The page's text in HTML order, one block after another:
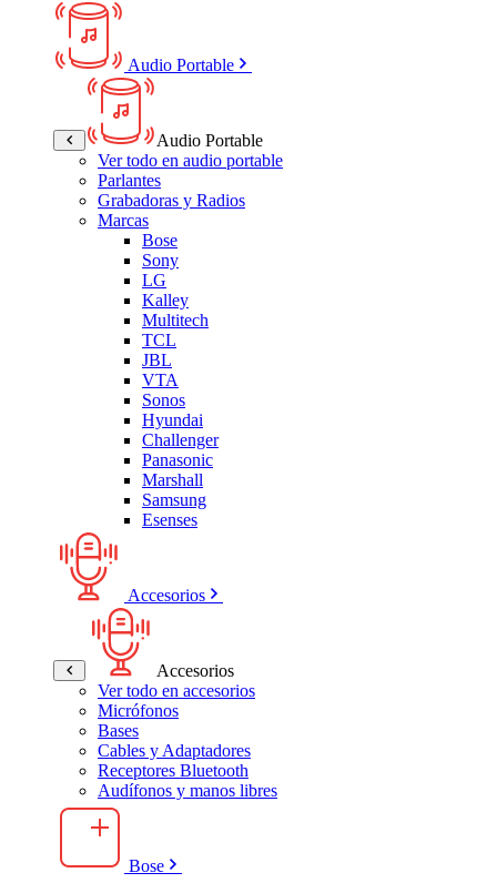
Audio Portable
Audio Portable
Ver todo en audio portable
Parlantes
Grabadoras y Radios
Marcas
Bose
Sony
LG
Kalley
Multitech
TCL
JBL
VTA
Sonos
Hyundai
Challenger
Panasonic
Marshall
Samsung
Esenses
Accesorios
Accesorios
Ver todo en accesorios
Micrófonos
Bases
Cables y Adaptadores
Receptores Bluetooth
Audífonos y manos libres
Bose